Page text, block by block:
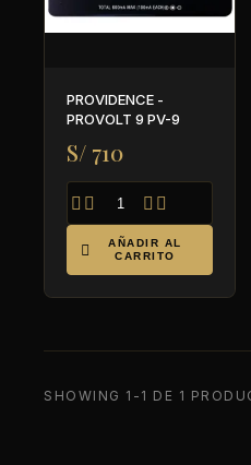
PROVIDENCE -
PROVOLT 9 PV-9
S/ 710
   

AÑADIR AL
CARRITO
SHOWING 1-1 DE 1